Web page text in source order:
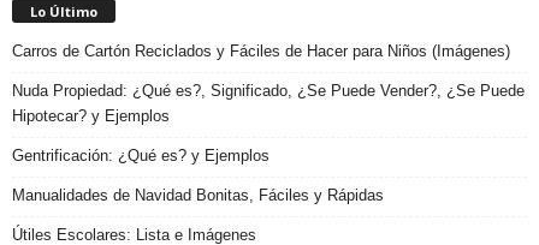
Lo Último
Carros de Cartón Reciclados y Fáciles de Hacer para Niños (Imágenes)
Nuda Propiedad: ¿Qué es?, Significado, ¿Se Puede Vender?, ¿Se Puede
Hipotecar? y Ejemplos
Gentrificación: ¿Qué es? y Ejemplos
Manualidades de Navidad Bonitas, Fáciles y Rápidas
Útiles Escolares: Lista e Imágenes